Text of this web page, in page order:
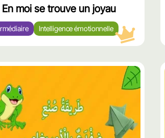
En moi se trouve un joyau
Intelligence émotionnelle